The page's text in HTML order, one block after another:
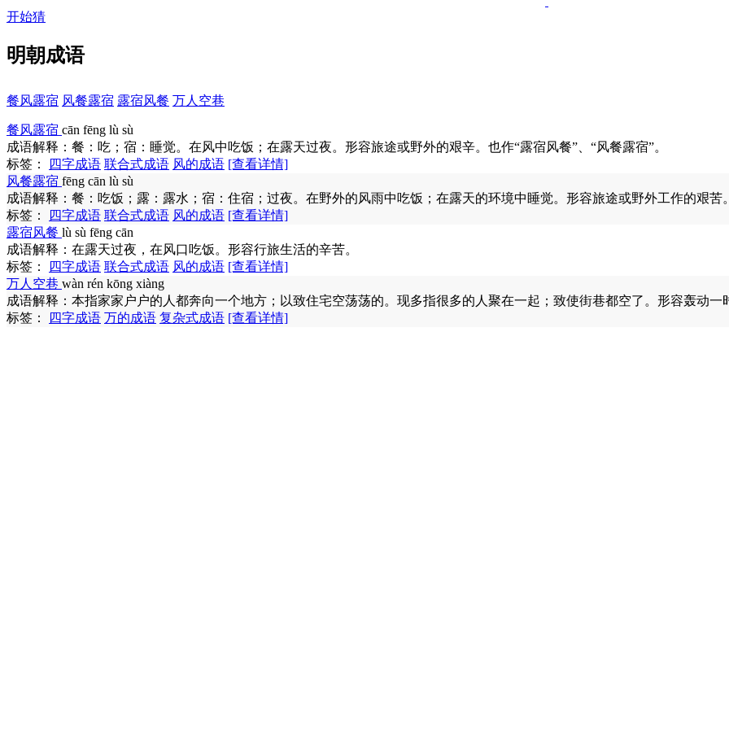
开始猜
明朝成语
餐风露宿 风餐露宿 露宿风餐 万人空巷
餐风露宿 cān fēng lù sù
成语解释： 餐：吃；宿：睡觉。在风中吃饭；在露天过夜。形容旅途或野外的艰辛。也作“露宿风餐”、“风餐露宿”。
标签：
四字成语 联合式成语 风的成语 [查看详情]
风餐露宿 fēng cān lù sù
成语解释： 餐：吃饭；露：露水；宿：住宿；过夜。在野外的风雨中吃饭；在露天的环境中睡觉。形容旅途或野外工作的艰苦。
标签：
四字成语 联合式成语 风的成语 [查看详情]
露宿风餐 lù sù fēng cān
成语解释： 在露天过夜，在风口吃饭。形容行旅生活的辛苦。
标签：
四字成语 联合式成语 风的成语 [查看详情]
万人空巷 wàn rén kōng xiàng
成语解释： 本指家家户户的人都奔向一个地方；以致住宅空荡荡的。现多指很多的人聚在一起；致使街巷都空了。形容轰动一
标签：
四字成语 万的成语 复杂式成语 [查看详情]